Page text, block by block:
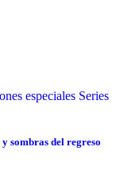
especiales Series
sombras del regreso